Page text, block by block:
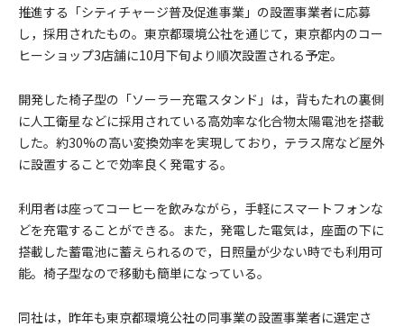
推進する「シティチャージ普及促進事業」の設置事業者に応募
し，採用されたもの。東京都環境公社を通じて，東京都内のコー
ヒーショップ3店舗に10月下旬より順次設置される予定。
開発した椅子型の「ソーラー充電スタンド」は，背もたれの裏側
に人工衛星などに採用されている高効率な化合物太陽電池を搭載
した。約30%の高い変換効率を実現しており，テラス席など屋外
に設置することで効率良く発電する。
利用者は座ってコーヒーを飲みながら，手軽にスマートフォンな
どを充電することができる。また，発電した電気は，座面の下に
搭載した蓄電池に蓄えられるので，日照量が少ない時でも利用可
能。椅子型なので移動も簡単になっている。
同社は，昨年も東京都環境公社の同事業の設置事業者に選定さ